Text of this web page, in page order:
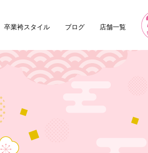
卒業袴スタイル ブログ 店舗一覧